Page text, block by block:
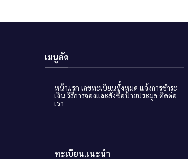
เมนูลัด
หน้าแรก เลขทะเบียนทั้งหมด แจ้งการชำระ
เงิน วิธีการจองและสั่งซื้อป้ายประมูล ติดต่อ
เรา
ทะเบียนแนะนำ